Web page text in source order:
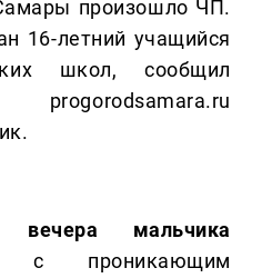
произошло ЧП.
16-летний учащийся
школ, сообщил
мальчика
с проникающим